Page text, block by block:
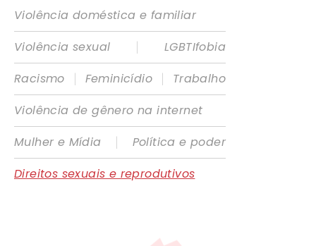
Violência doméstica e familiar
Violência sexual
|
LGBTIfobia
Racismo
| Feminicídio |
Trabalho
Violência de gênero na internet
Mulher e Mídia
|
Política e poder
Direitos sexuais e reprodutivos